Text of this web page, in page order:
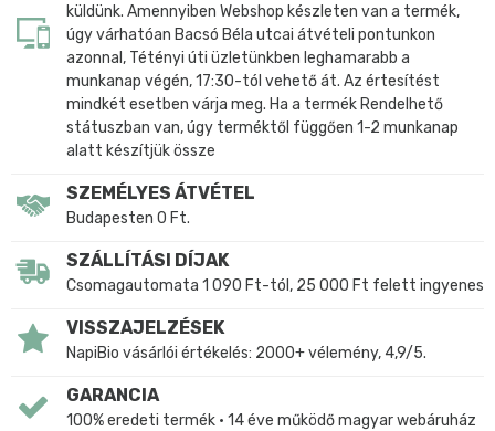
küldünk. Amennyiben Webshop készleten van a termék,
úgy várhatóan Bacsó Béla utcai átvételi pontunkon
azonnal, Tétényi úti üzletünkben leghamarabb a
munkanap végén, 17:30-tól vehető át. Az értesítést
mindkét esetben várja meg. Ha a termék Rendelhető
státuszban van, úgy terméktől függően 1-2 munkanap
alatt készítjük össze
SZEMÉLYES ÁTVÉTEL
Budapesten 0 Ft.
SZÁLLÍTÁSI DÍJAK
Csomagautomata 1 090 Ft-tól, 25 000 Ft felett ingyenes
VISSZAJELZÉSEK
NapiBio vásárlói értékelés: 2000+ vélemény, 4,9/5.
GARANCIA
100% eredeti termék • 14 éve működő magyar webáruház